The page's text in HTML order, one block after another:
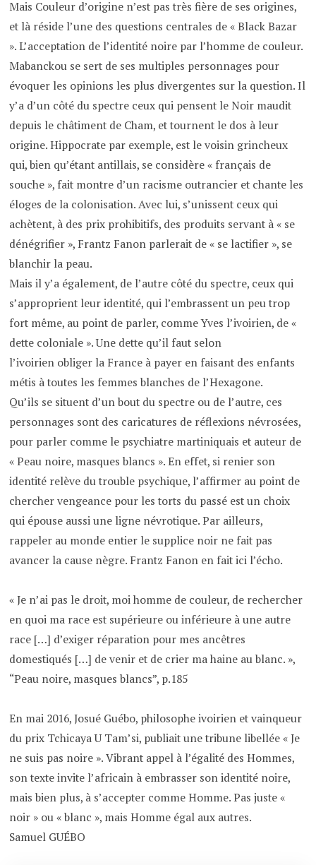
Mais Couleur d’origine n’est pas très fière de ses origines,
et là réside l’une des questions centrales de « Black Bazar
». L’acceptation de l’identité noire par l’homme de couleur.
Mabanckou se sert de ses multiples personnages pour
évoquer les opinions les plus divergentes sur la question. Il
y’a d’un côté du spectre ceux qui pensent le Noir maudit
depuis le châtiment de Cham, et tournent le dos à leur
origine. Hippocrate par exemple, est le voisin grincheux
qui, bien qu’étant antillais, se considère « français de
souche », fait montre d’un racisme outrancier et chante les
éloges de la colonisation. Avec lui, s’unissent ceux qui
achètent, à des prix prohibitifs, des produits servant à « se
dénégrifier », Frantz Fanon parlerait de « se lactifier », se
blanchir la peau.
Mais il y’a également, de l’autre côté du spectre, ceux qui
s’approprient leur identité, qui l’embrassent un peu trop
fort même, au point de parler, comme Yves l’ivoirien, de «
dette coloniale ». Une dette qu’il faut selon
l’ivoirien obliger la France à payer en faisant des enfants
métis à toutes les femmes blanches de l’Hexagone.
Qu’ils se situent d’un bout du spectre ou de l’autre, ces
personnages sont des caricatures de réflexions névrosées,
pour parler comme le psychiatre martiniquais et auteur de
« Peau noire, masques blancs ». En effet, si renier son
identité relève du trouble psychique, l’affirmer au point de
chercher vengeance pour les torts du passé est un choix
qui épouse aussi une ligne névrotique. Par ailleurs,
rappeler au monde entier le supplice noir ne fait pas
avancer la cause nègre. Frantz Fanon en fait ici l’écho.
« Je n’ai pas le droit, moi homme de couleur, de rechercher
en quoi ma race est supérieure ou inférieure à une autre
race […] d’exiger réparation pour mes ancêtres
domestiqués […] de venir et de crier ma haine au blanc. »,
“Peau noire, masques blancs”, p.185
En mai 2016, Josué Guébo, philosophe ivoirien et vainqueur
du prix Tchicaya U Tam’si, publiait une tribune libellée « Je
ne suis pas noire ». Vibrant appel à l’égalité des Hommes,
son texte invite l’africain à embrasser son identité noire,
mais bien plus, à s’accepter comme Homme. Pas juste «
noir » ou « blanc », mais Homme égal aux autres.
Samuel GUÉBO